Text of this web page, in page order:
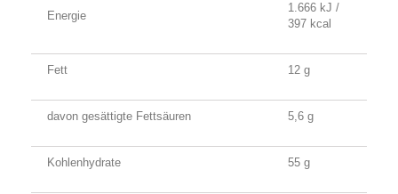
Energie
1.666 kJ /
397 kcal
Fett 12 g
davon gesättigte Fettsäuren 5,6 g
Kohlenhydrate 55 g